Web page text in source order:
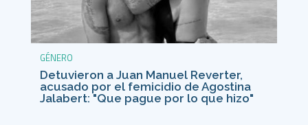
GÉNERO
Detuvieron a Juan Manuel Reverter,
acusado por el femicidio de Agostina
Jalabert: "Que pague por lo que hizo"